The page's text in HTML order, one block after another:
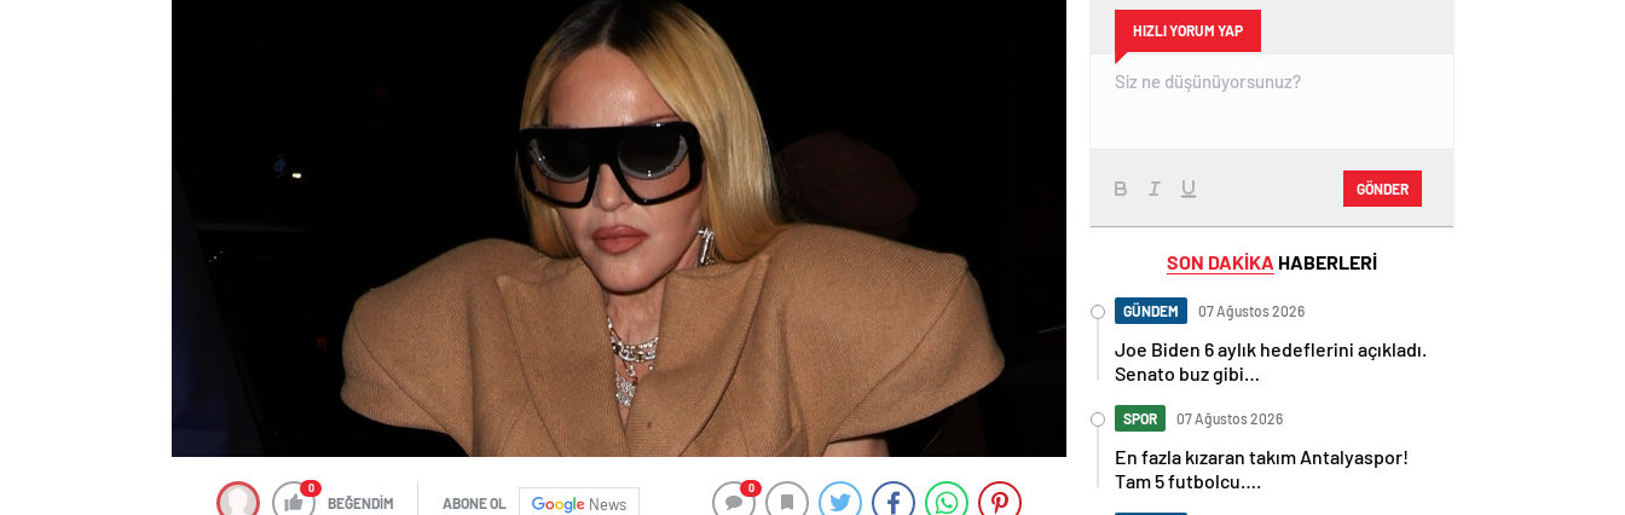
0
BEĞENDİM ABONE OL News
0
HIZLI YORUM YAP
GÖNDER
SON DAKİKA HABERLERİ
GÜNDEM 07 Ağustos 2026
Joe Biden 6 aylık hedeflerini açıkladı.
Senato buz gibi…
SPOR 07 Ağustos 2026
En fazla kızaran takım Antalyaspor!
Tam 5 futbolcu….